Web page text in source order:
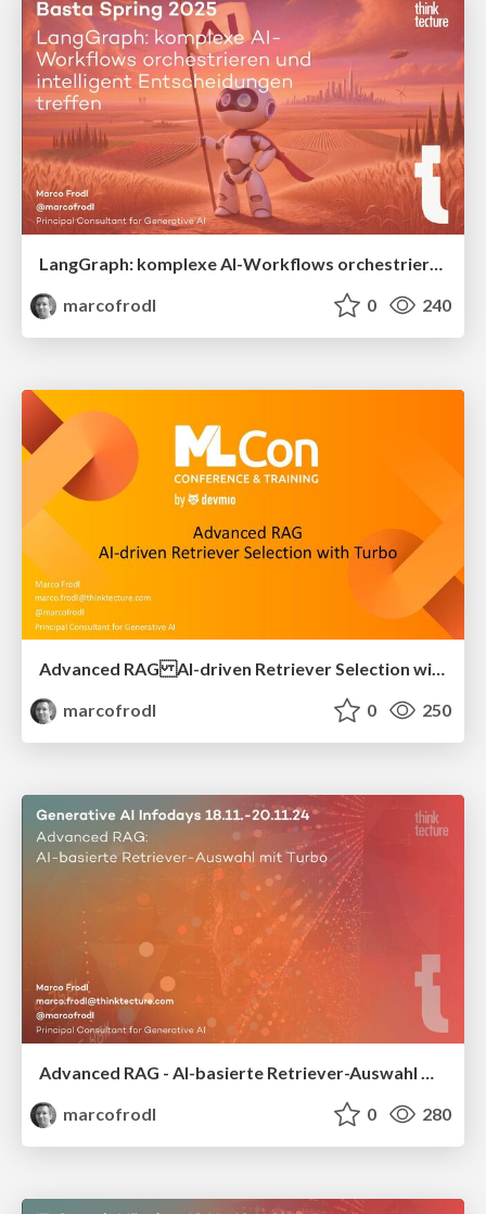
LangGraph: komplexe AI-Workflows orchestrieren und intelligent Entscheidungen treffen
marcofrodl
0 240
marcofrodl
0 250
Advanced RAG - AI-basierte Retriever-Auswahl mit Turbo durch Semantic Router
marcofrodl
0 280